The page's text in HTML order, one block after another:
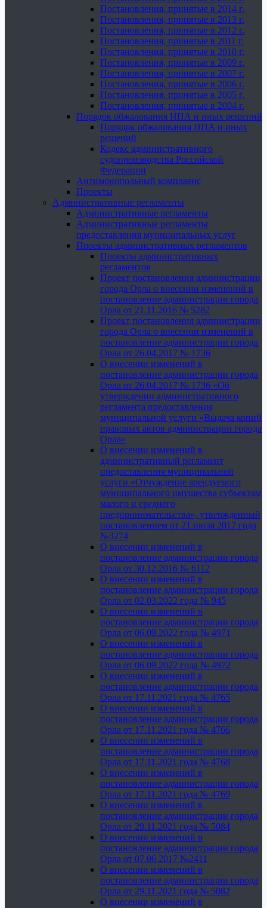
Постановления, принятые в 2014 г.
Постановления, принятые в 2013 г.
Постановления, принятые в 2012 г.
Постановления, принятые в 2011 г.
Постановления, принятые в 2010 г.
Постановления, принятые в 2009 г.
Постановления, принятые в 2007 г.
Постановления, принятые в 2006 г.
Постановления, принятые в 2005 г.
Постановления, принятые в 2004 г.
Порядок обжалования НПА и иных решений
Порядок обжалования НПА и иных
решений
Кодекс административного
судопроизводства Российской
Федерации
Антимонопольный комплаенс
Проекты
Административные регламенты
Административные регламенты
Административные регламенты
предоставления муниципальных услуг
Проекты административных регламентов
Проекты административных
регламентов
Проект постановления администрации
города Орла о внесении изменений в
постановление администрации города
Орла от 21.11.2016 № 5282
Проект постановления администрации
города Орла о внесении изменений в
постановление администрации города
Орла от 26.04.2017 № 1736
О внесении изменений в
постановление администрации города
Орла от 26.04.2017 № 1736 «Об
утверждении административного
регламента предоставления
муниципальной услуги «Выдача копий
правовых актов администрации города
Орла»
О внесении изменений в
административный регламент
предоставления муниципальной
услуги «Отчуждение арендуемого
муниципального имущества субъектам
малого и среднего
предпринимательства», утвержденный
постановлением от 21 июля 2017 года
№3274
О внесении изменений в
постановление администрации города
Орла от 30.12.2016 № 6112
О внесении изменений в
постановление администрации города
Орла от 02.03.2022 года № 945
О внесении изменений в
постановление администрации города
Орла от 06.09.2022 года № 4971
О внесении изменений в
постановление администрации города
Орла от 06.09.2022 года № 4972
О внесении изменений в
постановление администрации города
Орла от 17.11.2021 года № 4765
О внесении изменений в
постановление администрации города
Орла от 17.11.2021 года № 4766
О внесении изменений в
постановление администрации города
Орла от 17.11.2021 года № 4768
О внесении изменений в
постановление администрации города
Орла от 17.11.2021 года № 4769
О внесении изменений в
постановление администрации города
Орла от 29.11.2021 года № 5084
О внесении изменений в
постановление администрации города
Орла от 07.06.2017 №2411
О внесении изменений в
постановление администрации города
Орла от 29.11.2021 года № 5082
О внесении изменений в